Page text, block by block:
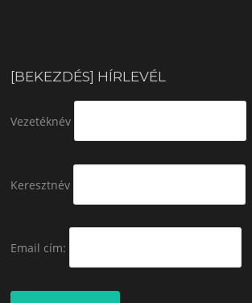
[BEKEZDÉS] HÍRLEVÉL
Vezetéknév
Keresztnév
Email cím: